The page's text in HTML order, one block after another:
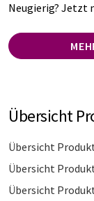
Neugierig? Jetzt
Übersicht
Übersicht
Übersicht
Übersicht